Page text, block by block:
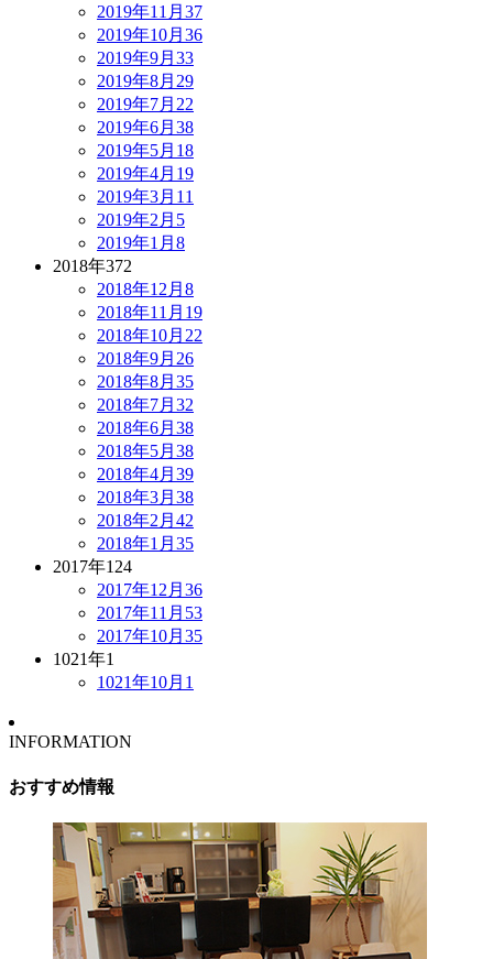
2019年11月 37
2019年10月 36
2019年9月 33
2019年8月 29
2019年7月 22
2019年6月 38
2019年5月 18
2019年4月 19
2019年3月 11
2019年2月 5
2019年1月 8
2018年372
2018年12月 8
2018年11月 19
2018年10月 22
2018年9月 26
2018年8月 35
2018年7月 32
2018年6月 38
2018年5月 38
2018年4月 39
2018年3月 38
2018年2月 42
2018年1月 35
2017年124
2017年12月 36
2017年11月 53
2017年10月 35
1021年1
1021年10月 1
INFORMATION
おすすめ情報